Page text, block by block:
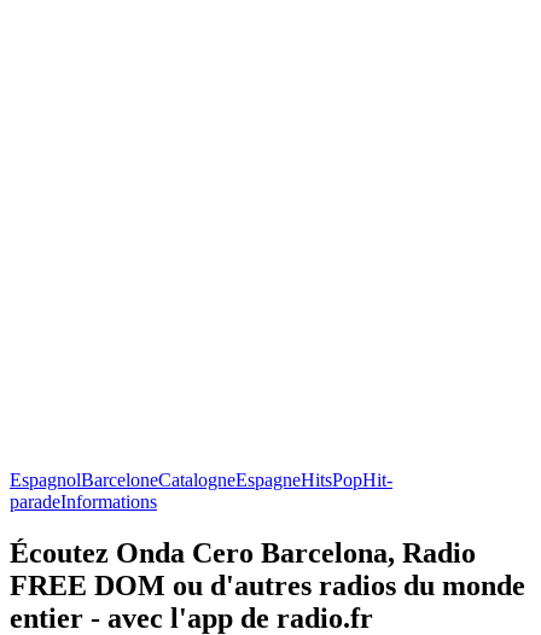
EspagnolBarceloneCatalogneEspagneHitsPopHit-
paradeInformations
Écoutez Onda Cero Barcelona, Radio
FREE DOM ou d'autres radios du monde
entier - avec l'app de radio.fr